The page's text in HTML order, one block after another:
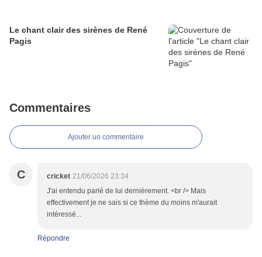
Le chant clair des sirènes de René
Pagis
Commentaires
Ajouter un commentaire
C cricket 21/06/2026 23:34
J'ai entendu parlé de lui dernièrement. <br /> Mais
effectivement je ne sais si ce thème du moins m'aurait
intéressé...
Répondre